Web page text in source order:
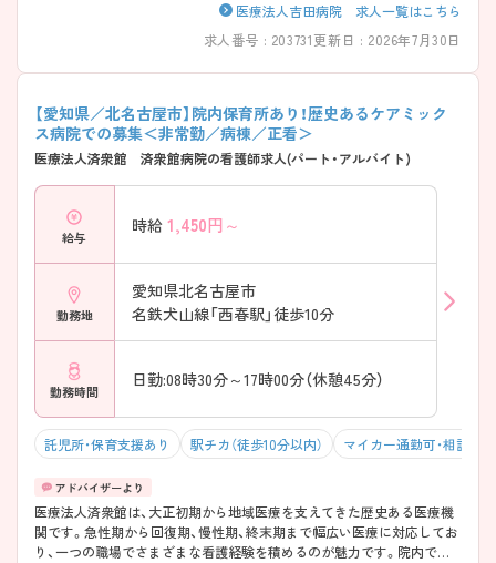
医療法人吉田病院 求人一覧はこちら
求人番号 : 203731更新日 : 2026年7月30日
【愛知県／北名古屋市】院内保育所あり！歴史あるケアミック
ス病院での募集＜非常勤／病棟／正看＞
医療法人済衆館 済衆館病院の看護師求人(パート・アルバイト)
給与
時給 1,450円～
勤務地
愛知県北名古屋市
名鉄犬山線「西春駅」徒歩10分
勤務時間
日勤:08時30分～17時00分（休憩45分）
託児所・保育支援あり 駅チカ（徒歩10分以内） マイカー通勤可・相談可
医療法人済衆館は、大正初期から地域医療を支えてきた歴史ある医療機
関です。急性期から回復期、慢性期、終末期まで幅広い医療に対応してお
り、一つの職場でさまざまな看護経験を積めるのが魅力です。院内で治